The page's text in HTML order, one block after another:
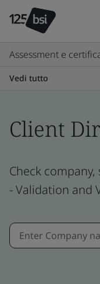
Assessment e
Vedi tutto
Client
Check
- Validation and